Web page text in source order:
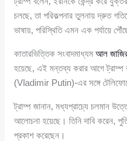
চলছে, তা পরিকল্পনার তুলনায় দ্রুত
ভাষায়, পরিস্থিতি এমন এক পর্যায়ে
কাতারভিত্তিক সংবাদমাধ্যমআল
হয়েছে, এই মন্তব্য করার আগে ট্রাম্প
(Vladimir Putin)-এর সঙ্গে
ট্রাম্প জানান, মধ্যপ্রাচ্যে চলমান
আলোচনা হয়েছে। তিনি দাবি করেন,
প্রকাশ করেছেন।